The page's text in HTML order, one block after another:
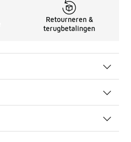
Retourneren &
terugbetalingen